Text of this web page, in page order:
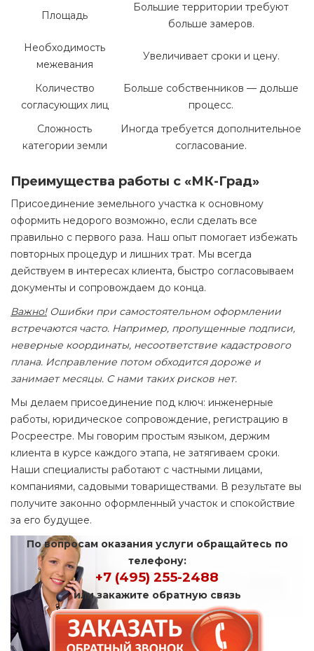
Площадь
Большие территории требуют
больше замеров.
Необходимость
межевания
Увеличивает сроки и цену.
Количество
согласующих лиц
Больше собственников — дольше
процесс.
Сложность
категории земли
Иногда требуется дополнительное
согласование.
Преимущества работы с «МК-Град»
Присоединение земельного участка к основному
оформить недорого возможно, если сделать все
правильно с первого раза. Наш опыт помогает избежать
повторных процедур и лишних трат. Мы всегда
действуем в интересах клиента, быстро согласовываем
документы и сопровождаем до конца.
Важно!Ошибки при самостоятельном оформлении
встречаются часто. Например, пропущенные подписи,
неверные координаты, несоответствие кадастрового
плана. Исправление потом обходится дороже и
занимает месяцы. С нами таких рисков нет.
Мы делаем присоединение под ключ: инженерные
работы, юридическое сопровождение, регистрацию в
Росреестре. Мы говорим простым языком, держим
клиента в курсе каждого этапа, не затягиваем сроки.
Наши специалисты работают с частными лицами,
компаниями, садовыми товариществами. В результате вы
получите законно оформленный участок и спокойствие
за его будущее.
По вопросам оказания услуги обращайтесь по
телефону:
+7 (495) 255-2488
или закажите обратную связь